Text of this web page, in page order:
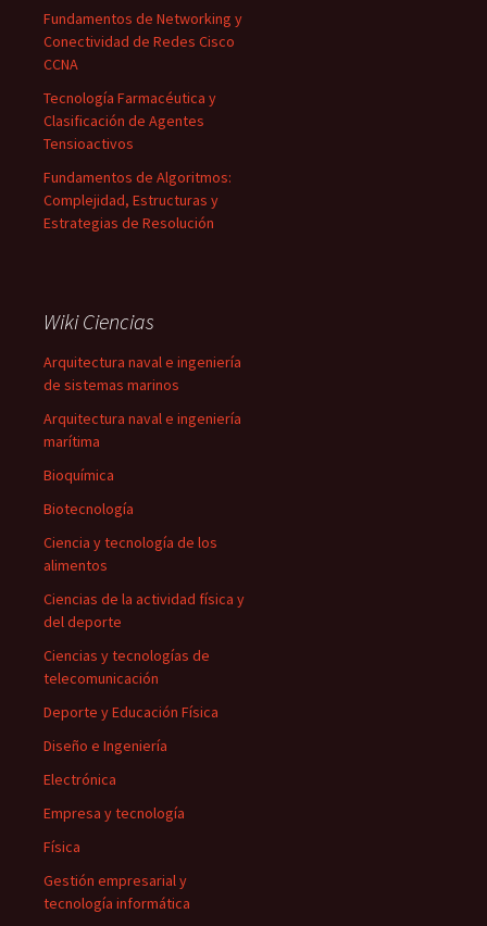
Fundamentos de Networking y
Conectividad de Redes Cisco
CCNA
Tecnología Farmacéutica y
Clasificación de Agentes
Tensioactivos
Fundamentos de Algoritmos:
Complejidad, Estructuras y
Estrategias de Resolución
Wiki Ciencias
Arquitectura naval e ingeniería
de sistemas marinos
Arquitectura naval e ingeniería
marítima
Bioquímica
Biotecnología
Ciencia y tecnología de los
alimentos
Ciencias de la actividad física y
del deporte
Ciencias y tecnologías de
telecomunicación
Deporte y Educación Física
Diseño e Ingeniería
Electrónica
Empresa y tecnología
Física
Gestión empresarial y
tecnología informática